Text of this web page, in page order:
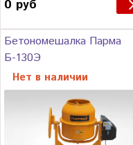
0 руб
Бетономешалка Парма
Б-130Э
Нет в наличии